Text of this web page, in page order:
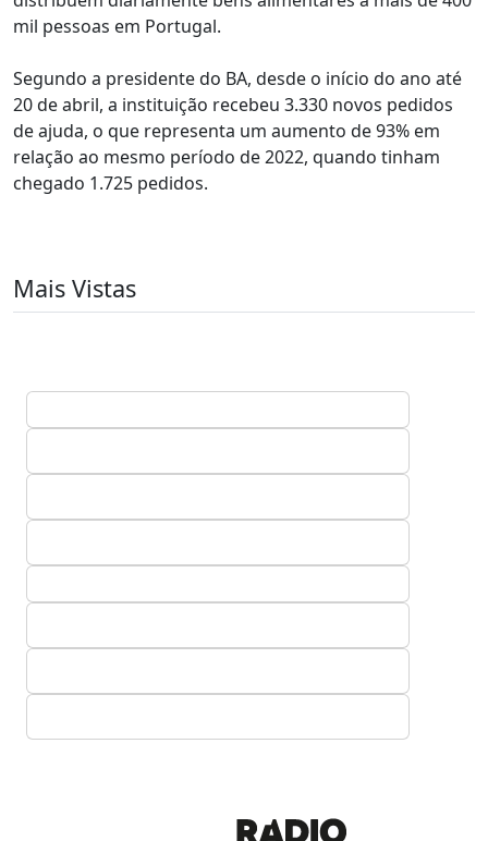
mil pessoas em Portugal.
Segundo a presidente do BA, desde o início do ano até
20 de abril, a instituição recebeu 3.330 novos pedidos
de ajuda, o que representa um aumento de 93% em
relação ao mesmo período de 2022, quando tinham
chegado 1.725 pedidos.
Mais Vistas